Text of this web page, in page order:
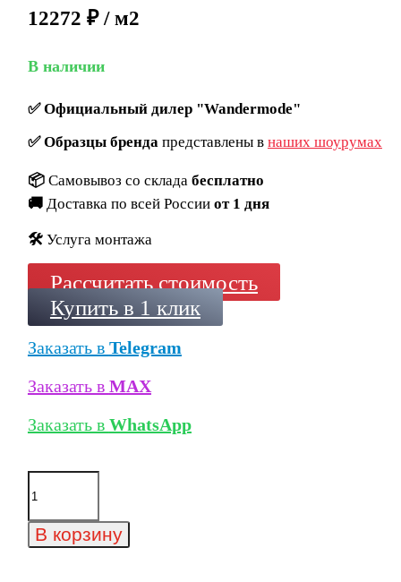
12272 ₽ / м2
В наличии
✅Официальный дилер "Wandermode"
✅Образцы брендапредставлены в наших шоурумах
📦 Самовывоз со склада бесплатно
🚚 Доставка по всей России от 1 дня
🛠️ Услуга монтажа
Рассчитать стоимость
Купить в 1 клик
Заказать в Telegram
Заказать в MAX
Заказать в WhatsApp
Количество
товара
кирпич
Wandermode
В корзину